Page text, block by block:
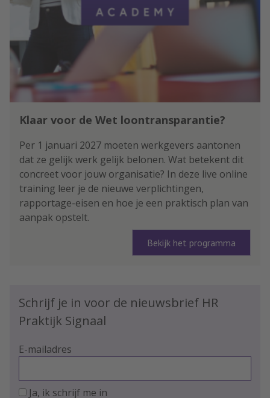
Klaar voor de Wet loontransparantie?
Per 1 januari 2027 moeten werkgevers aantonen
dat ze gelijk werk gelijk belonen. Wat betekent dit
concreet voor jouw organisatie? In deze live online
training leer je de nieuwe verplichtingen,
rapportage-eisen en hoe je een praktisch plan van
aanpak opstelt.
Bekijk het programma
Schrijf je in voor de nieuwsbrief HR
Praktijk Signaal
E-mailadres
Ja, ik schrijf me in